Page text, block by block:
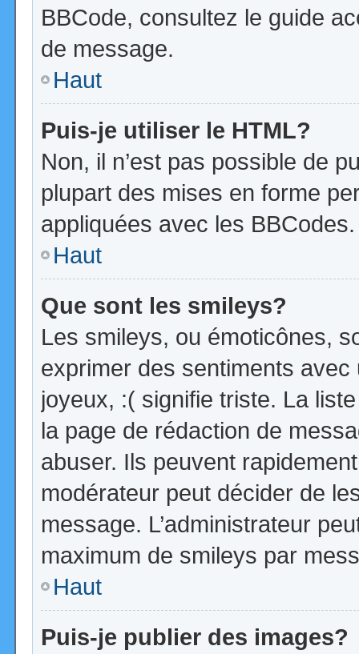
BBCode, consultez le guide
de message.
Haut
Puis-je utiliser le HTML?
Non, il n’est pas possible de
plupart des mises en forme
appliquées avec les BBCodes.
Haut
Que sont les smileys?
Les smileys, ou émoticônes,
exprimer des sentiments
joyeux, :( signifie triste. La
la page de rédaction de
abuser. Ils peuvent
modérateur peut décider de
message. L’administrateur
maximum de smileys par
Haut
Puis-je publier des images?